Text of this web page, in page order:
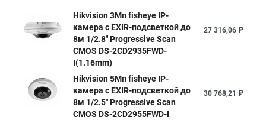
Hikvision купить Hikvision уличная ip камера
Hikvision poe
Hikvision 2 8 mm Hikvision camera Hikvision 2cd1148 i b
Видеонаблюдение Ip видеокамеры
Hikvision 3Мп fisheye IP-
камера c EXIR-подсветкой до
8м 1/2.8" Progressive Scan
CMOS DS-2CD2935FWD-
I(1.16mm)
27 316,06 ₽
Hikvision 5Мп fisheye IP-
камера c EXIR-подсветкой до
8м 1/2.5" Progressive Scan
CMOS DS-2CD2955FWD-I
30 768,21 ₽